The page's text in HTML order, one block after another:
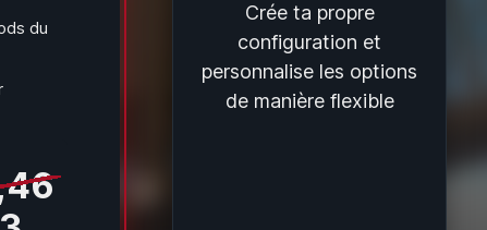
du
Crée ta propre
configuration et
personnalise les options
de manière flexible